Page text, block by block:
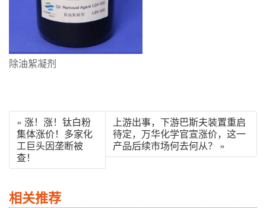
除油絮凝剂
« 涨！涨！钛白粉
集体涨价！多家化
工巨头因垄断被
查！
上游出事，下游巴斯夫装置重启
待定，万华化学官宣涨价，这一
产品后续市场何去何从？ »
相关推荐